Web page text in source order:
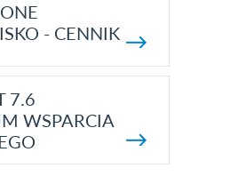
- CENNIK
7.6
WSPARCIA